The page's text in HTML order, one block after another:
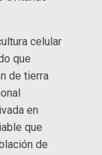
celular
que
de tierra
en
que
de